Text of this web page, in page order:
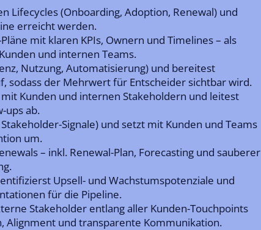
Lifecycles (Onboarding, Adoption, Renewal) und
erreicht werden.
mit klaren KPIs, Ownern und Timelines – als
und internen Teams.
Nutzung, Automatisierung) und bereitest
sodass der Mehrwert für Entscheider sichtbar wird.
Kunden und internen Stakeholdern und leitest
ups ab.
Signale) und setzt mit Kunden und Teams
um.
– inkl. Renewal-Plan, Forecasting und sauberer
Upsell- und Wachstumspotenziale und
für die Pipeline.
Stakeholder entlang aller Kunden-Touchpoints
Alignment und transparente Kommunikation.